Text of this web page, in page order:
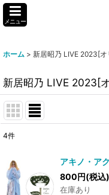
メニュー
ホーム > 新居昭乃 LIVE 2023[オ
新居昭乃 LIVE 2023[
並び順:
4件
アキノ・ア
800円(税込)
在庫あり